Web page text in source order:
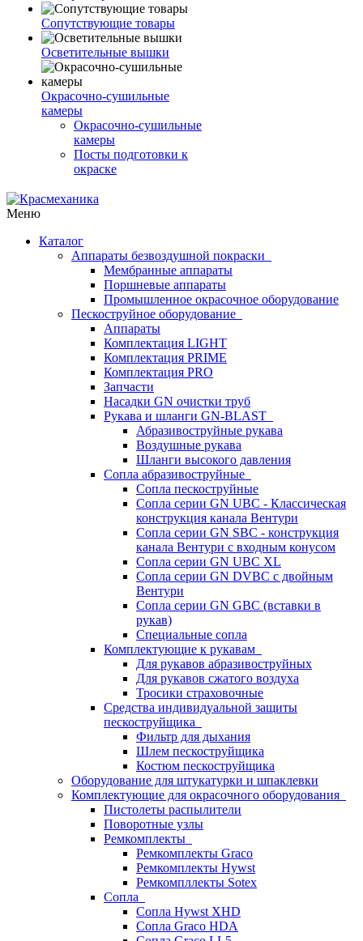
Сопутствующие товары
Осветительные вышки
Окрасочно-сушильные
камеры
Окрасочно-сушильные
камеры
Посты подготовки к
окраске
Меню
Каталог
Аппараты безвоздушной покраски
Мембранные аппараты
Поршневые аппараты
Промышленное окрасочное оборудование
Пескоструйное оборудование
Аппараты
Комплектация LIGHT
Комплектация PRIME
Комплектация PRO
Запчасти
Насадки GN очистки труб
Рукава и шланги GN-BLAST
Абразивоструйные рукава
Воздушные рукава
Шланги высокого давления
Сопла абразивоструйные
Сопла пескоструйные
Сопла серии GN UBC - Классическая
конструкция канала Вентури
Сопла серии GN SBC - конструкция
канала Вентури c входным конусом
Сопла серии GN UBC XL
Сопла серии GN DVBC с двойным
Вентури
Сопла серии GN GBC (вставки в
рукав)
Специальные сопла
Комплектующие к рукавам
Для рукавов абразивоструйных
Для рукавов сжатого воздуха
Тросики страховочные
Средства индивидуальной защиты
пескоструйщика
Фильтр для дыхания
Шлем пескоструйщика
Костюм пескоструйщика
Оборудование для штукатурки и шпаклевки
Комплектующие для окрасочного оборудования
Пистолеты распылители
Поворотные узлы
Ремкомплекты
Ремкомплекты Graco
Ремкомплекты Hywst
Ремкомпллекты Sotex
Сопла
Сопла Hywst XHD
Сопла Graco HDA